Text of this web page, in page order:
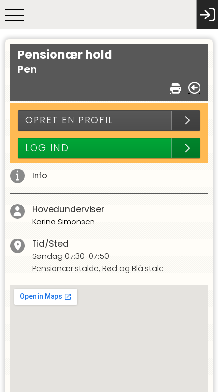
Pensionær hold
Pen
OPRET EN PROFIL
LOG IND
Info
Hovedunderviser
Karina Simonsen
Tid/Sted
Søndag 07:30-07:50
Pensionær stalde, Rød og Blå stald